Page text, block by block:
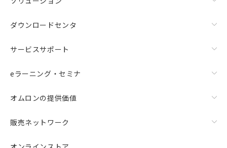
ダウンロードセンタ
サービスサポート
eラーニング・セミナ
オムロンの提供価値
販売ネットワーク